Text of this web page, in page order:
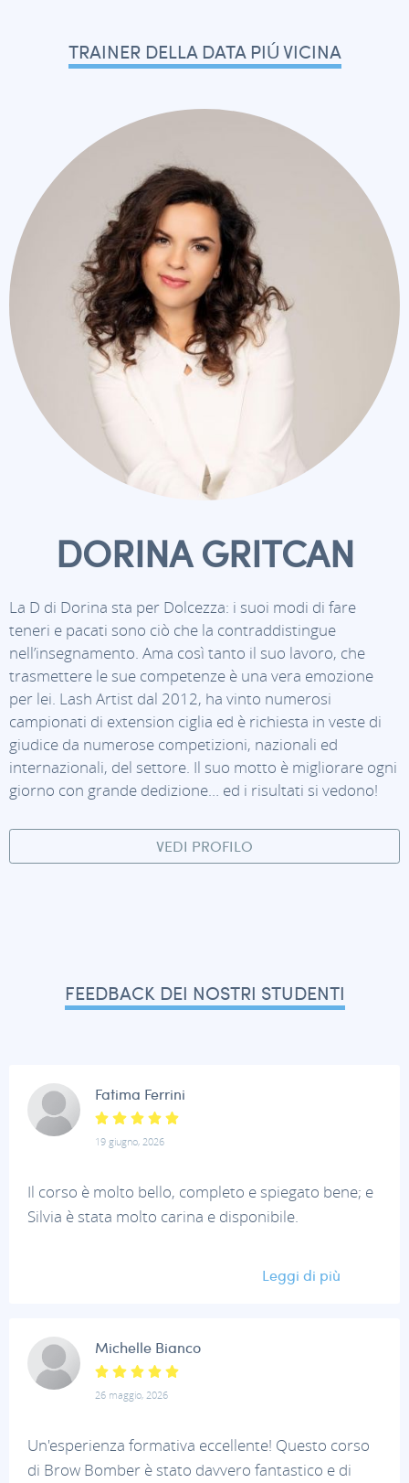
DORINA GRITCAN
La D di Dorina sta per Dolcezza: i suoi modi di fare
teneri e pacati sono ciò che la contraddistingue
nell’insegnamento. Ama così tanto il suo lavoro, che
trasmettere le sue competenze è una vera emozione
per lei. Lash Artist dal 2012, ha vinto numerosi
campionati di extension ciglia ed è richiesta in veste di
giudice da numerose competizioni, nazionali ed
internazionali, del settore. Il suo motto è migliorare ogni
giorno con grande dedizione… ed i risultati si vedono!
VEDI PROFILO
TRAINER DELLA DATA PIÚ VICINA
FEEDBACK DEI NOSTRI STUDENTI
Fatima Ferrini
19 giugno, 2026
Il corso è molto bello, completo e spiegato bene; e
Silvia è stata molto carina e disponibile.
Leggi di più
Michelle Bianco
26 maggio, 2026
Un'esperienza formativa eccellente! Questo corso
di Brow Bomber è stato davvero fantastico e di